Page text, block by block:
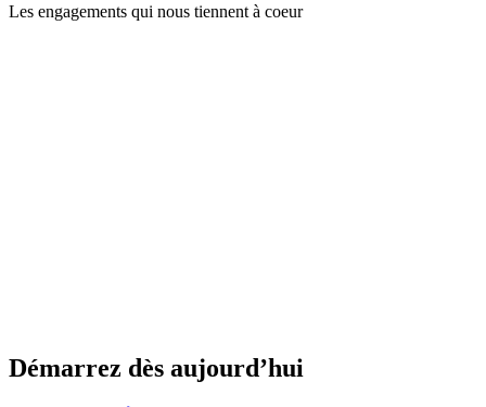
Les engagements qui nous tiennent à coeur
Démarrez dès aujourd’hui